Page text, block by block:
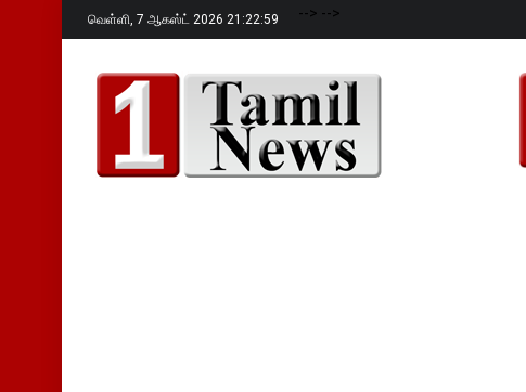
வெள்ளி, 7 ஆகஸ்ட் 2026 21:23:00 --> -->